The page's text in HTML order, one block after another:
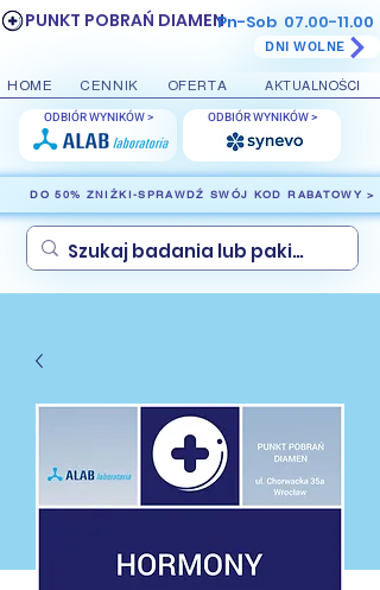
PUNKT POBRAŃ DIAMENPn-Sob 07.00-11.00
DNI WOLNE
HOME CENNIK OFERTA AKTUALNOŚCI
ODBIÓR WYNIKÓW > ODBIÓR WYNIKÓW >
DO 50% ZNIŻKI-SPRAWDŹ SWÓJ KOD RABATOWY >